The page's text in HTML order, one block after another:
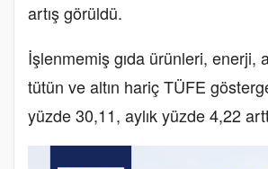
artış görüldü.
İşlenmemiş gıda ürünleri, enerji,
tütün ve altın hariç TÜFE
yüzde 30,11, aylık yüzde 4,22